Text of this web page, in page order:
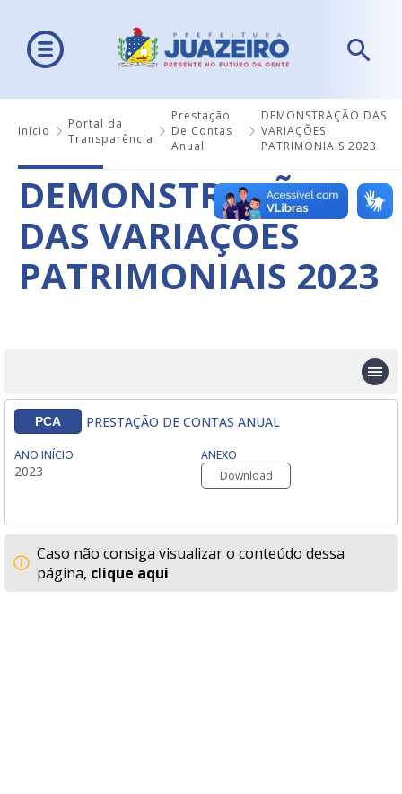
Início
Portal da
Transparência
Prestação
De Contas
Anual
DEMONSTRAÇÃO DAS
VARIAÇÕES
PATRIMONIAIS 2023
DEMONSTRAÇÃO
DAS VARIAÇÕES
PATRIMONIAIS 2023
PCA PRESTAÇÃO DE CONTAS ANUAL
ANO INÍCIO
2023
ANEXO
Download
Caso não consiga visualizar o conteúdo dessa
página, clique aqui